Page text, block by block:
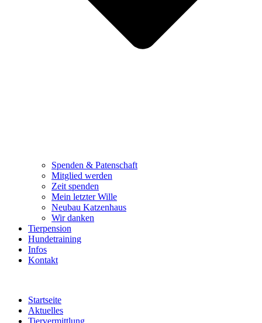
Spenden & Patenschaft
Mitglied werden
Zeit spenden
Mein letzter Wille
Neubau Katzenhaus
Wir danken
Tierpension
Hundetraining
Infos
Kontakt
Startseite
Aktuelles
Tiervermittlung